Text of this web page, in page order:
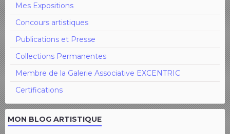
Mes Expositions
Concours artistiques
Publications et Presse
Collections Permanentes
Membre de la Galerie Associative EXCENTRIC
Certifications
MON BLOG ARTISTIQUE